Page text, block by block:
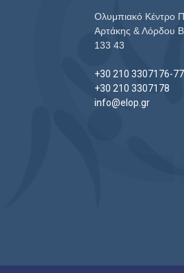
Ολυμπιακό Κέντρο
Αρτάκης & Λόρδου
133 43
+30 210 3307176-77
+30 210 3307178
info@elop.gr